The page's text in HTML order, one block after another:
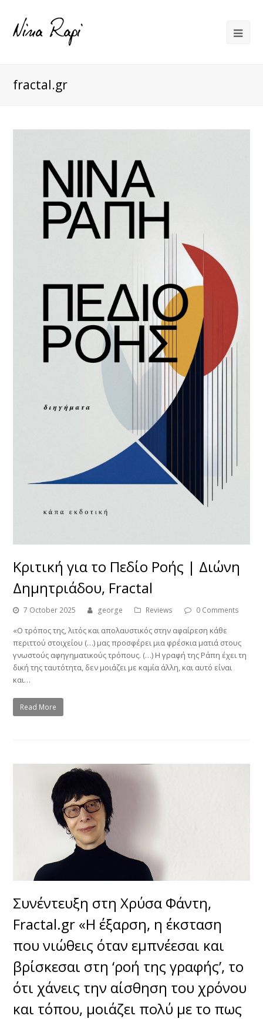
fractal.gr
Κριτική για το Πεδίο Ροής | Διώνη
Δημητριάδου, Fractal
7 October 2025 george Reviews 0 Comments
«Ο τρόπος της, λιτός και απολαυστικός στην αφαίρεση κάθε
περιττού στοιχείου (…) μας προσφέρει μια φρέσκια ματιά στους
γνωστούς αφηγηματικούς τρόπους. (…) Η γραφή της Ράπη έχει τη
δική της ταυτότητα, δεν μοιάζει με καμία άλλη, και αυτό είναι
και…
Read More
Συνέντευξη στη Χρύσα Φάντη,
Fractal.gr «Η έξαρση, η έκσταση
που νιώθεις όταν εμπνέεσαι και
βρίσκεσαι στη ‘ροή της γραφής’, το
ότι χάνεις την αίσθηση του χρόνου
και τόπου, μοιάζει πολύ με το πως